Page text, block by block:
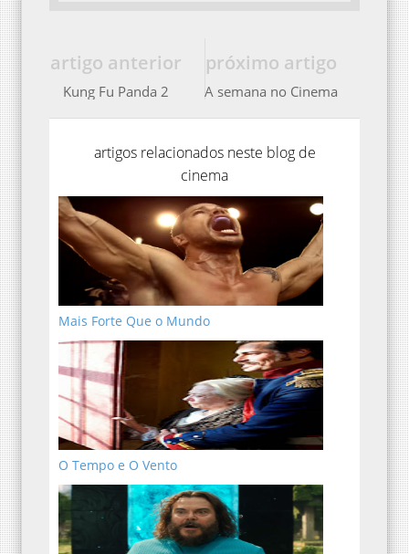
próximo artigo
A semana no Cinema
artigo anterior
Kung Fu Panda 2
artigos relacionados neste blog de
cinema
Mais Forte Que o Mundo
O Tempo e O Vento